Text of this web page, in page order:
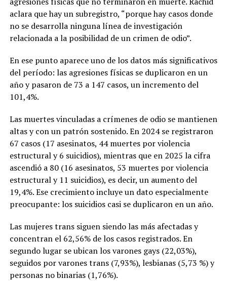
aclara que hay un subregistro, “porque hay casos donde
no se desarrolla ninguna línea de investigación
relacionada a la posibilidad de un crimen de odio”.
En ese punto aparece uno de los datos más significativos
del período: las agresiones físicas se duplicaron en un
año y pasaron de 73 a 147 casos, un incremento del
101,4%.
Las muertes vinculadas a crímenes de odio se mantienen
altas y con un patrón sostenido. En 2024 se registraron
67 casos (17 asesinatos, 44 muertes por violencia
estructural y 6 suicidios), mientras que en 2025 la cifra
ascendió a 80 (16 asesinatos, 53 muertes por violencia
estructural y 11 suicidios), es decir, un aumento del
19,4%. Ese crecimiento incluye un dato especialmente
preocupante: los suicidios casi se duplicaron en un año.
Las mujeres trans siguen siendo las más afectadas y
concentran el 62,56% de los casos registrados. En
segundo lugar se ubican los varones gays (22,03%),
seguidos por varones trans (7,93%), lesbianas (5,73 %) y
personas no binarias (1,76%).